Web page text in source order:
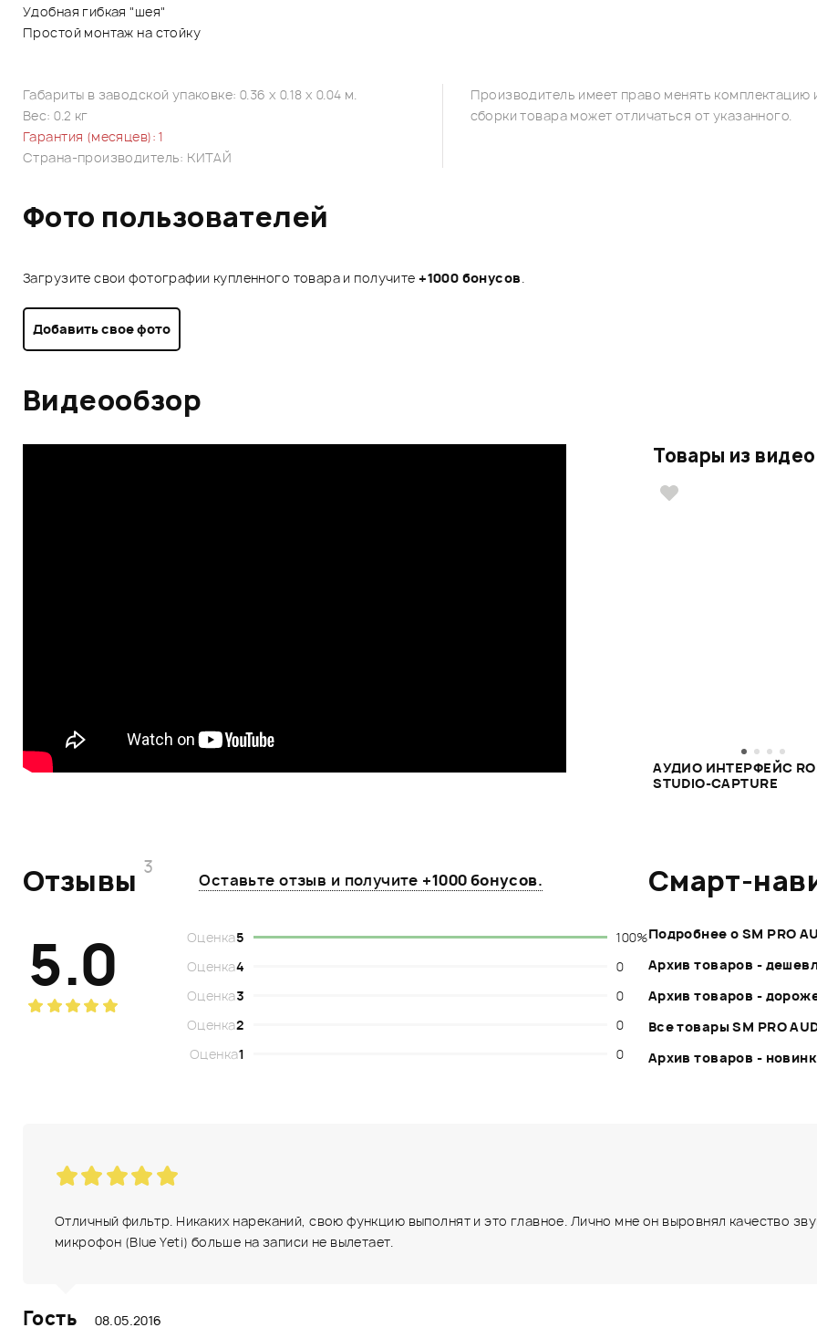
Удобная гибкая "шея"
Простой монтаж на стойку
Габариты в заводской упаковке: 0.36 x 0.18 x 0.04 м.
Вес: 0.2 кг
Гарантия (месяцев): 1
Страна-производитель: КИТАЙ
Производитель имеет право менять
сборки товара может отличаться от указанного.
Фото пользователей
Загрузите свои фотографии купленного товара и получите+1000 бонусов.
Добавить свое фото
Видеообзор
Товары из видео
АУДИО ИНТЕРФЕЙС
STUDIO-CAPTURE
Отзывы 3
Оставьте отзыв и получите +1000 бонусов.
5.0 Оценка5
100%
Оценка4
0
Оценка3
0
Оценка2
0
Оценка1 0
Смарт-
Подробнее о SM PRO
Архив товаров -
Архив товаров -
Все товары SM PRO
Архив товаров -
Отличный фильтр. Никаких нареканий, свою функцию выполнят и это главное. Лично мне он выровнял качество
микрофон (Blue Yeti) больше на записи не вылетает.
Гость 08.05.2016